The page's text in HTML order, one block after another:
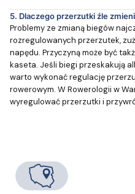
5. Dlaczego przerzutki źle
Problemy ze zmianą biegów
rozregulowanych przerzutek,
napędu. Przyczyną może być
kaseta. Jeśli biegi przeskakują
warto wykonać regulację
rowerowym. W Rowerologii w
wyregulować przerzutki i